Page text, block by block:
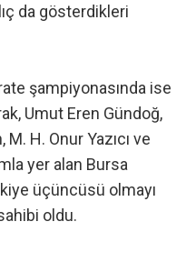
da gösterdikleri
şampiyonasında ise
Umut Eren Gündoğ,
H. Onur Yazıcı ve
yer alan Bursa
üçüncüsü olmayı
oldu.